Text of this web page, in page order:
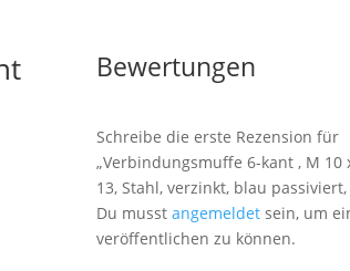
Bewertungen
Schreibe die erste Rezension für
„Verbindungsmuffe 6-kant , M 10
13, Stahl, verzinkt, blau passiviert,
Du musst angemeldetsein, um
veröffentlichen zu können.